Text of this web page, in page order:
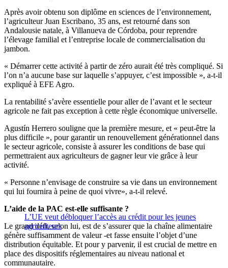
Après avoir obtenu son diplôme en sciences de l’environnement,
l’agriculteur Juan Escribano, 35 ans, est retourné dans son
Andalousie natale, à Villanueva de Córdoba, pour reprendre
l’élevage familial et l’entreprise locale de commercialisation du
jambon.
« Démarrer cette activité à partir de zéro aurait été très compliqué. Si
l’on n’a aucune base sur laquelle s’appuyer, c’est impossible », a-t-il
expliqué à EFE Agro.
La rentabilité s’avère essentielle pour aller de l’avant et le secteur
agricole ne fait pas exception à cette règle économique universelle.
Agustín Herrero souligne que la première mesure, et « peut-être la
plus difficile », pour garantir un renouvellement générationnel dans
le secteur agricole, consiste à assurer les conditions de base qui
permettraient aux agriculteurs de gagner leur vie grâce à leur
activité.
« Personne n’envisage de construire sa vie dans un environnement
qui lui fournira à peine de quoi vivre», a-t-il relevé.
L’UE veut débloquer l’accès au crédit pour les jeunes
agriculteurs
L’aide de la PAC est-elle suffisante ?
Le grand défi, selon lui, est de s’assurer que la chaîne alimentaire
génère suffisamment de valeur -et fasse ensuite l’objet d’une
distribution équitable. Et pour y parvenir, il est crucial de mettre en
place des dispositifs réglementaires au niveau national et
communautaire.